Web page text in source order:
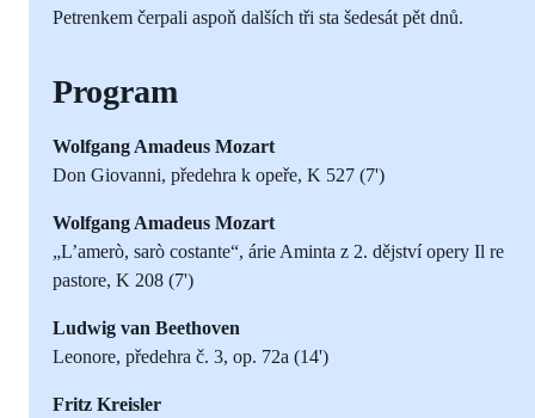
Petrenkem čerpali aspoň dalších tři sta šedesát pět dnů.
Program
Wolfgang Amadeus Mozart
Don Giovanni, předehra k opeře, K 527 (7')
Wolfgang Amadeus Mozart
„L’amerò, sarò costante“, árie Aminta z 2. dějství opery Il re
pastore, K 208 (7')
Ludwig van Beethoven
Leonore, předehra č. 3, op. 72a (14')
Fritz Kreisler